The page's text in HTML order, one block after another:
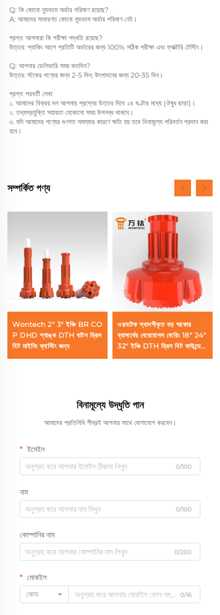
Q: কি কোনো ন্যূনতম অর্ডার পরিমাণ রয়েছে?
A: আমাদের সাধারণত কোনো ন্যূনতম অর্ডার পরিমাণ নেই।
প্রশ্ন: আপনারা কি পরীক্ষা পদ্ধতি রয়েছে?
উত্তর: প্যাকিং আগে প্রতিটি অর্ডারের জন্য 100% সঠিক পরীক্ষা এবং ফ্যাক্টরি টেস্টিং।
Q: আপনার ডেলিভারি সময় কতদিন?
উত্তর: স্টকের পণ্যের জন্য 2-5 দিন; উৎপাদনের জন্য 20-35 দিন।
প্রশ্ন: পরবর্তী সেবা:
১. আমাদের বিক্রয় দল আপনার প্রশ্নের উত্তর দিবে ২৪ ঘণ্টার মধ্যে (ঔষুধ ছাড়া)।
২. তথ্যপ্রযুক্তি সহায়তা যেকোনো সময় উপলব্ধ থাকবে।
৩. যদি আমাদের পণ্যের গুণগত সমস্যার কারণে ক্ষতি হয় তবে বিনামূল্যে পরিবর্তন প্রদান করা
হবে।
সম্পর্কিত পণ্য
Wontech 2" 3" ইঞ্চি BR CO
P DHD শ্যাঙ্ক DTH বাটন ড্রিল
বিট মাইনিং ব্লাস্টিং জন্য
ওয়নটেক স্বাদশীকৃত বড় আকার
ব্যাসার্ধের বোরহোলস বোরিং 18" 24"
32" ইঞ্চি DTH ড্রিল বিট ফাউন্ডেশন
পাইলিং কুয়া বোরিং জন্য
বিনামূল্যে উদ্ধৃতি পান
আমাদের প্রতিনিধি শীঘ্রই আপনার সাথে যোগাযোগ করবেন।
ইমেইল
0/100
নাম
0/100
কোম্পানির নাম
0/200
মোবাইল
কোড
0/16